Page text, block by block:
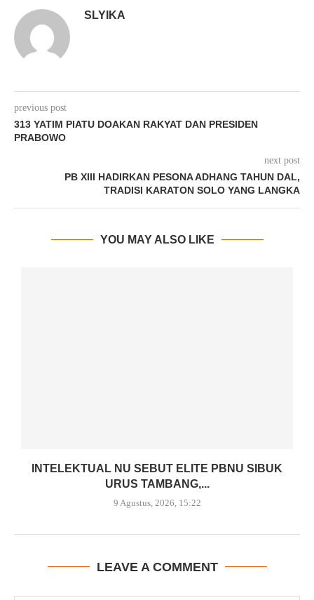
SLYIKA
previous post
313 YATIM PIATU DOAKAN RAKYAT DAN PRESIDEN
PRABOWO
next post
PB XIII HADIRKAN PESONA ADHANG TAHUN DAL,
TRADISI KARATON SOLO YANG LANGKA
YOU MAY ALSO LIKE
INTELEKTUAL NU SEBUT ELITE PBNU SIBUK
URUS TAMBANG,...
9 Agustus, 2026, 15:22
LEAVE A COMMENT